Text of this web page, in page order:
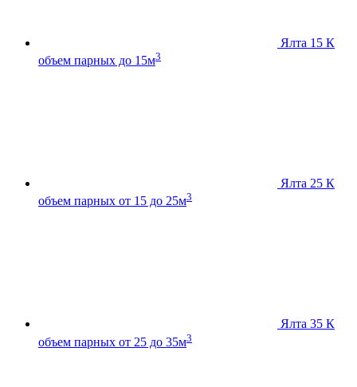
Ялта 15 К
объем парных до 15м3
Ялта 25 К
объем парных от 15 до 25м3
Ялта 35 К
объем парных от 25 до 35м3